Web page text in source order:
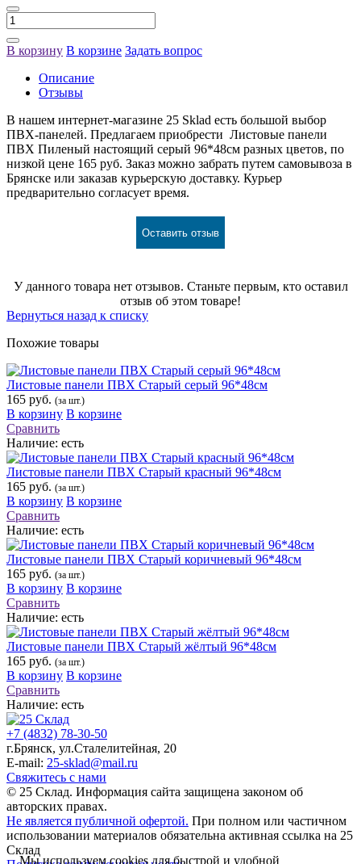
В корзину В корзине Задать вопрос
Описание
Отзывы
В нашем интернет-магазине 25 Sklad есть большой выбор
ПВХ-панелей. Предлагаем приобрести Листовые панели
ПВХ Пиленый настоящий серый 96*48см разных цветов, по
низкой цене 165 руб. Заказ можно забрать путем самовывоза в
Брянске или заказав курьерскую доставку. Курьер
предварительно согласует время.
Оставить отзыв
У данного товара нет отзывов. Станьте первым, кто оставил
отзыв об этом товаре!
Вернуться назад к списку
Похожие товары
Листовые панели ПВХ Старый серый 96*48см
165 руб. (за шт.)
В корзину В корзине
Сравнить
Наличие: есть
Листовые панели ПВХ Старый красный 96*48см
165 руб. (за шт.)
В корзину В корзине
Сравнить
Наличие: есть
Листовые панели ПВХ Старый коричневый 96*48см
165 руб. (за шт.)
В корзину В корзине
Сравнить
Наличие: есть
Листовые панели ПВХ Старый жёлтый 96*48см
165 руб. (за шт.)
В корзину В корзине
Сравнить
Наличие: есть
+7 (4832) 78-30-50
г.Брянск, ул.Сталелитейная, 20
E-mail: 25-sklad@mail.ru
Свяжитесь с нами
© 25 Склад. Информация сайта защищена законом об
авторских правах.
Не является публичной офертой. При полном или частичном
использовании материалов обязательна активная ссылка на 25
Склад
Мы используем cookies для быстрой и удобной